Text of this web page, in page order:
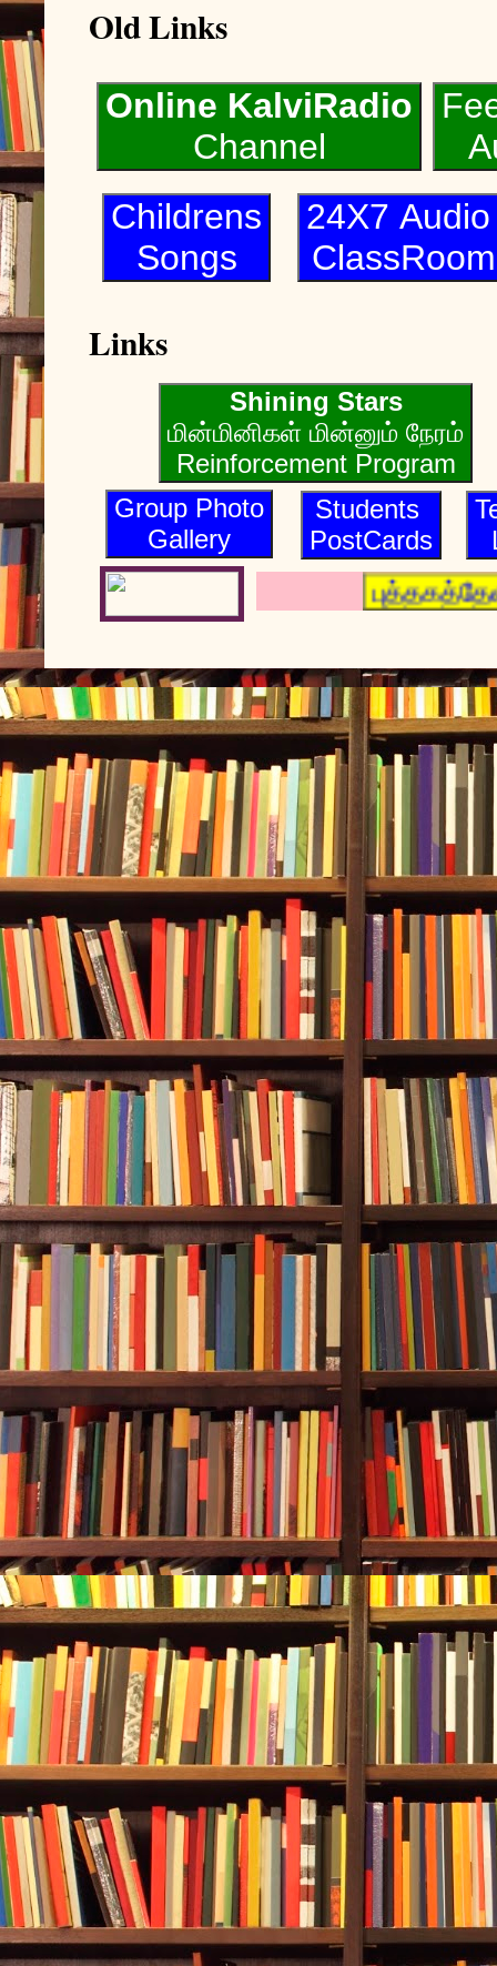
Old Links
Online KalviRadio
Channel
Childrens
Songs
24X7
ClassRoom
Links
Shining Stars
மின்மினிகள் மின்னும் நேரம்
Reinforcement Program
Group Photo
Gallery
Students
PostCards